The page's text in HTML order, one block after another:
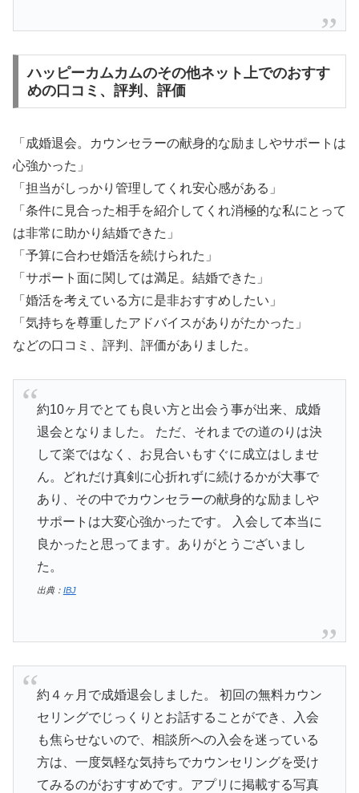
ハッピーカムカムのその他ネット上でのおすす
めの口コミ、評判、評価
「成婚退会。カウンセラーの献身的な励ましやサポートは
心強かった」
「担当がしっかり管理してくれ安心感がある」
「条件に見合った相手を紹介してくれ消極的な私にとって
は非常に助かり結婚できた」
「予算に合わせ婚活を続けられた」
「サポート面に関しては満足。結婚できた」
「婚活を考えている方に是非おすすめしたい」
「気持ちを尊重したアドバイスがありがたかった」
などの口コミ、評判、評価がありました。
約10ヶ月でとても良い方と出会う事が出来、成婚
退会となりました。 ただ、それまでの道のりは決
して楽ではなく、お見合いもすぐに成立はしませ
ん。どれだけ真剣に心折れずに続けるかが大事で
あり、その中でカウンセラーの献身的な励ましや
サポートは大変心強かったです。 入会して本当に
良かったと思ってます。ありがとうございまし
た。
出典： IBJ
約４ヶ月で成婚退会しました。 初回の無料カウン
セリングでじっくりとお話することができ、入会
も焦らせないので、相談所への入会を迷っている
方は、一度気軽な気持ちでカウンセリングを受け
てみるのがおすすめです。アプリに掲載する写真